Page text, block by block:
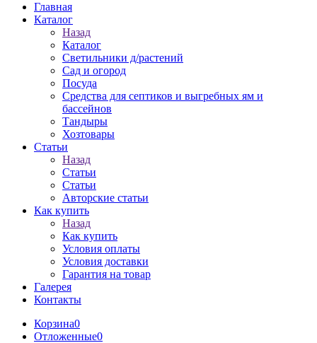
Главная
Каталог
Назад
Каталог
Светильники д/растений
Сад и огород
Посуда
Средства для септиков и выгребных ям и
бассейнов
Тандыры
Хозтовары
Статьи
Назад
Статьи
Статьи
Авторские статьи
Как купить
Назад
Как купить
Условия оплаты
Условия доставки
Гарантия на товар
Галерея
Контакты
Корзина0
Отложенные0